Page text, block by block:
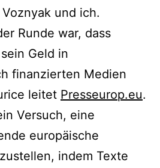
und ich.
Runde war, dass
Geld in
finanzierten Medien
leitet Presseurop.eu.
Versuch, eine
europäische
indem Texte